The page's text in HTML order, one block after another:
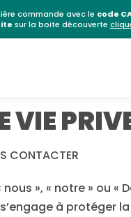
commande avec le code
sur la boite découverte
EN FR
VIE
CONTACTER
nous », « notre » ou «
à protéger